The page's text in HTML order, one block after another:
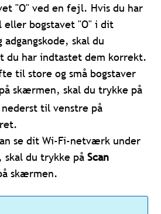
"O" ved en fejl. Hvis du har
eller bogstavet "O" i dit
adgangskode, skal du
du har indtastet dem korrekt.
til store og små bogstaver
skærmen, skal du trykke på
til venstre på
se dit Wi-Fi-netværk under
skal du trykke påScan
skærmen.